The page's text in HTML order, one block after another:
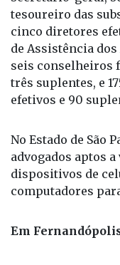
garantir a lisura do
Além dos cargos
secretário-geral,
tesoureiro das
cinco diretores
seis conselheiros
três suplentes, e
efetivos e 90
advogados aptos
dispositivos de